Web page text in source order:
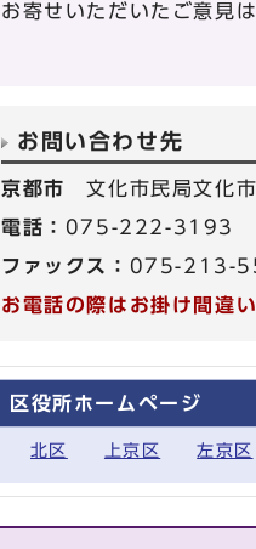
お寄せいただいたご意見
お問い合わせ先
京都市文化市民局文化
電話： 075-222-3193
ファックス： 075-213-
お電話の際はお掛け間違
区役所ホームページ
北区 上京区 左京区